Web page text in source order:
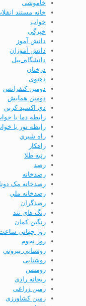
خاموشی
خانه مستند
خواب
خیرگی
دانش آموز
دانش آموزان
دانشگاه_ییل
درختان
دهنوی
دومين كنفرانس
دومين همايش
دي اكسيد كربن
رابطه دما با
رابطه نور با
راه شيري
راهكار
رتبه طلا
رصد
رصدخانه
رصدخانه مک
رصدخانه ملي
رصدگران
رنگ هاي تند
رنگین کمان
روز جهانی
روز نجوم
روشنايي بيروني
روشنایی
رومنس
ریحانه رادی
زمین زراعی
زمین کشاورزی